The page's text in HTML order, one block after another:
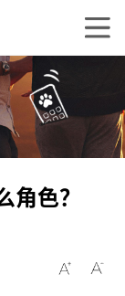
色？